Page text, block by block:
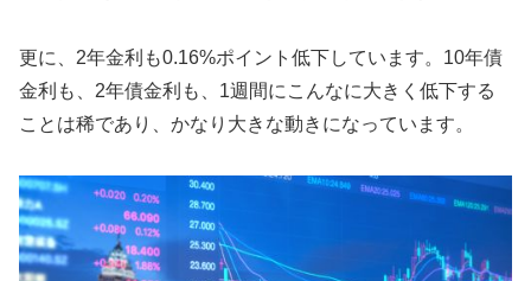
更に、2年金利も0.16%ポイント低下しています。10年債
金利も、2年債金利も、1週間にこんなに大きく低下する
ことは稀であり、かなり大きな動きになっています。